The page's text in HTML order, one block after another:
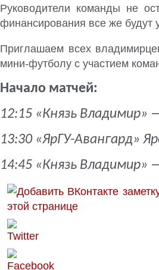
Руководители команды не
финансирования все же
Приглашаем всех
мини-футболу с участием
Начало матчей:
12:15 «Князь Владимир»
13:30 «ЯрГУ-Авангард»
14:45 «Князь Владимир»